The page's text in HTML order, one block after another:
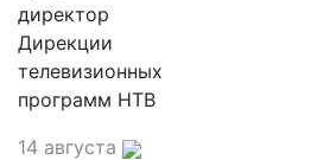
директор
Дирекции
телевизионных
программ НТВ
14 августа